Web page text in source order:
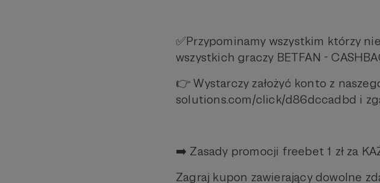
✅Przypominamy wszystkim którzy
wszystkich graczy BETFAN -
👉 Wystarczy założyć konto z
solutions.com/click/d86dccadbd i
➡️ Zasady promocji freebet 1 zł za
Zagraj kupon zawierający dowolne